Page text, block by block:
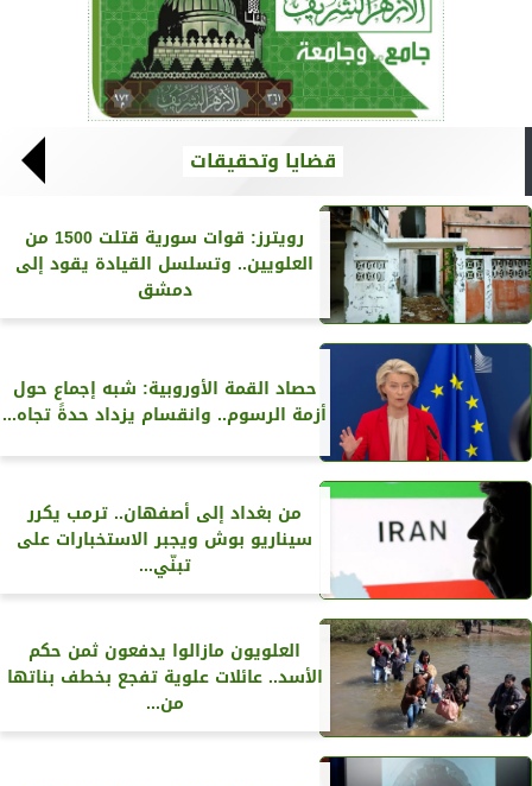
قضايا وتحقيقات
رويترز‏: قوات سورية قتلت 1500 من
العلويين.. وتسلسل القيادة يقود إلى
دمشق
حصاد القمة الأوروبية: شبه إجماع حول
أزمة الرسوم.. وانقسام يزداد حدةً تجاه...
من بغداد إلى أصفهان.. ترمب يكرر
سيناريو بوش ويجبر الاستخبارات على
تبنّي...
العلويون مازالوا يدفعون ثمن حكم
الأسد.. عائلات علوية تفجع بخطف بناتها
من...